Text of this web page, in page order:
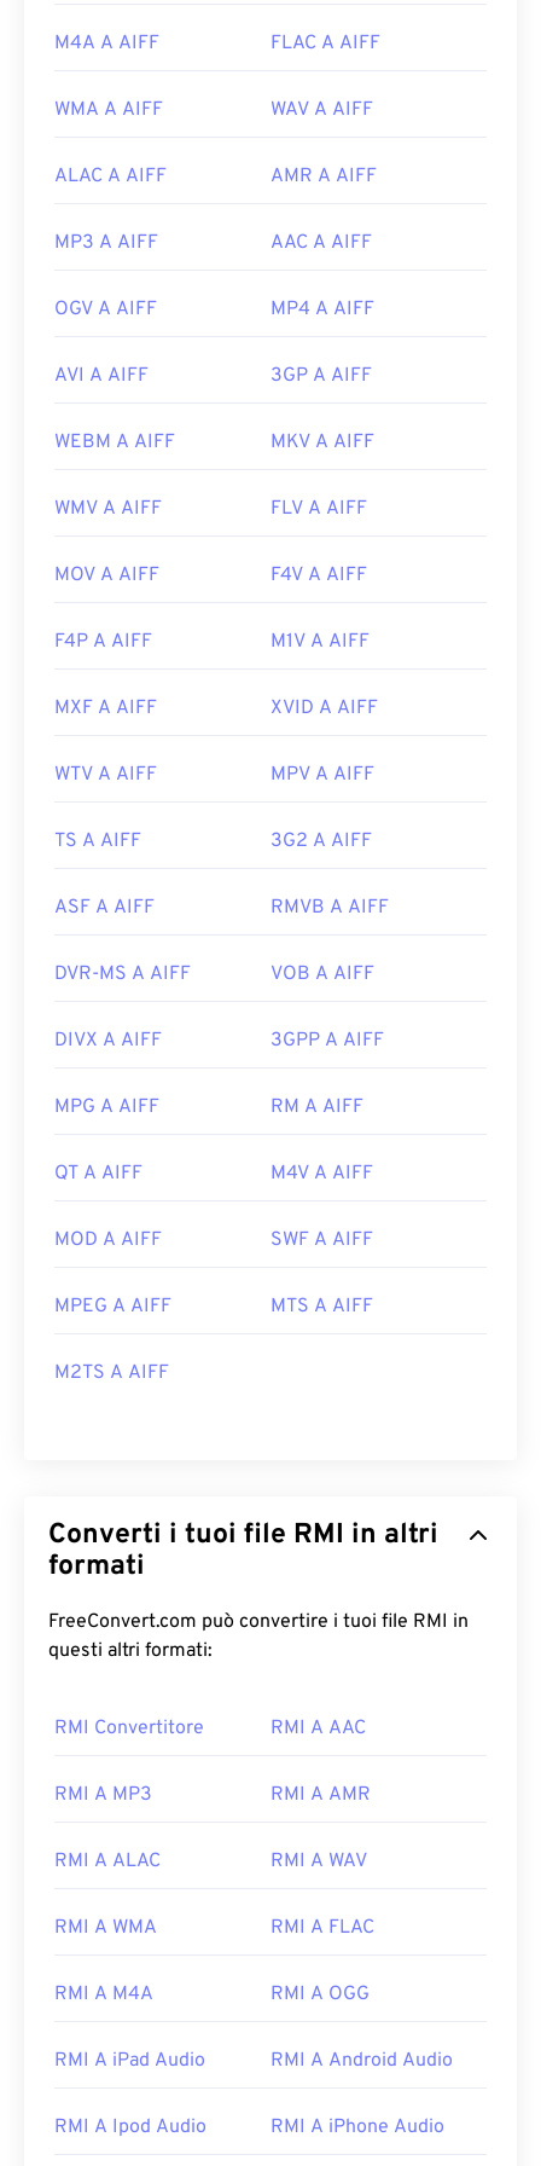
00 00 00 00
00 00 00 00
M4A A AIFF FLAC A AIFF
WMA A AIFF WAV A AIFF
ALAC A AIFF AMR A AIFF
MP3 A AIFF AAC A AIFF
OGV A AIFF MP4 A AIFF
AVI A AIFF 3GP A AIFF
WEBM A AIFF MKV A AIFF
WMV A AIFF FLV A AIFF
MOV A AIFF F4V A AIFF
F4P A AIFF M1V A AIFF
MXF A AIFF XVID A AIFF
WTV A AIFF MPV A AIFF
TS A AIFF 3G2 A AIFF
ASF A AIFF RMVB A AIFF
DVR-MS A AIFF VOB A AIFF
DIVX A AIFF 3GPP A AIFF
MPG A AIFF RM A AIFF
QT A AIFF M4V A AIFF
MOD A AIFF SWF A AIFF
MPEG A AIFF MTS A AIFF
M2TS A AIFF
Converti i tuoi file RMI in altri
formati
FreeConvert.com può convertire i tuoi file RMI in
questi altri formati:
RMI Convertitore RMI A AAC
RMI A MP3 RMI A AMR
RMI A ALAC RMI A WAV
RMI A WMA RMI A FLAC
RMI A M4A RMI A OGG
RMI A iPad Audio RMI A Android Audio
RMI A Ipod Audio RMI A iPhone Audio